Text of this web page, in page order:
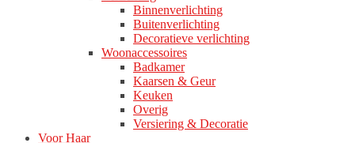
Binnenverlichting
Buitenverlichting
Decoratieve verlichting
Woonaccessoires
Badkamer
Kaarsen & Geur
Keuken
Overig
Versiering & Decoratie
Voor Haar